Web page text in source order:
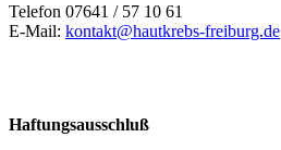
Telefon 07641 / 57 10 61
E-Mail: kontakt@hautkrebs-freiburg.de
Haftungsausschluß